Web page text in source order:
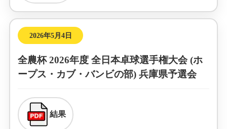
2026年5月4日
全農杯 2026年度 全日本卓球選手権大会 (ホ
ープス・カブ・バンビの部) 兵庫県予選会
結果